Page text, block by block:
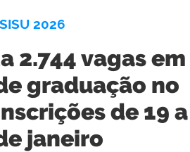
SISU 2026
2.744 vagas em
graduação no
de 19 a
janeiro